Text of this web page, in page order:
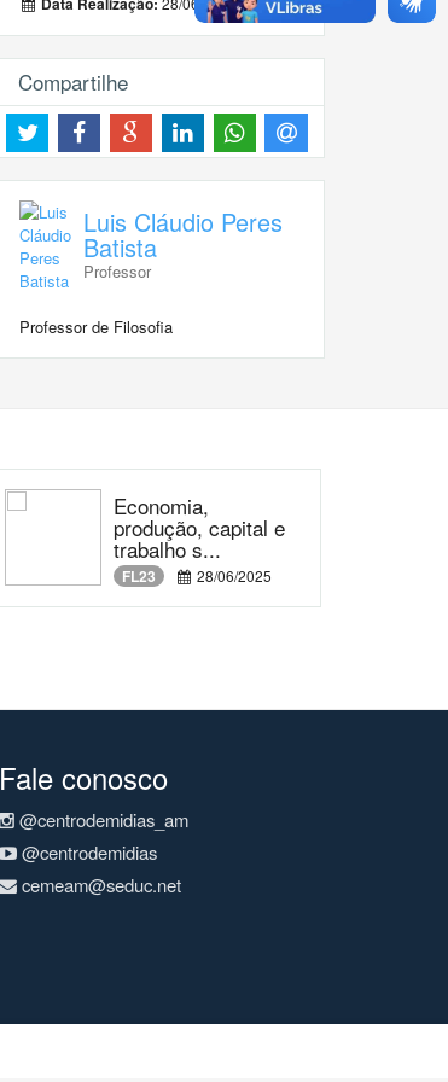
Data Realização:
Compartilhe
Luis Cláudio Peres
Batista
Professor
Professor de Filosofia
Economia,
produção, capital e
trabalho s...
FL23 28/06/2025
Fale conosco
@centrodemidias_am
@centrodemidias
cemeam@seduc.net